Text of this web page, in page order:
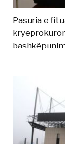
Pasuria e